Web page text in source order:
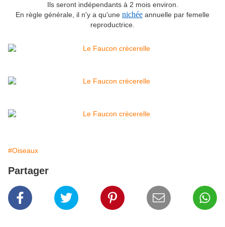
Ils seront indépendants à 2 mois environ.
En règle générale, il n'y a qu'une nichée annuelle par femelle
reproductrice.
#Oiseaux
Partager